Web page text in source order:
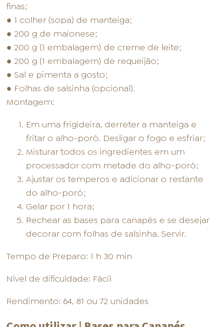
finas;
● 1 colher (sopa) de manteiga;
● 200 g de maionese;
● 200 g (1 embalagem) de creme de leite;
● 200 g (1 embalagem) de requeijão;
● Sal e pimenta a gosto;
● Folhas de salsinha (opcional).
Montagem:
Em uma frigideira, derreter a manteiga e
fritar o alho-poró. Desligar o fogo e esfriar;
Misturar todos os ingredientes em um
processador com metade do alho-poró;
Ajustar os temperos e adicionar o restante
do alho-poró;
Gelar por 1 hora;
Rechear as bases para canapés e se desejar
decorar com folhas de salsinha. Servir.
Tempo de Preparo: 1 h 30 min
Nível de dificuldade: Fácil
Rendimento: 64, 81 ou 72 unidades